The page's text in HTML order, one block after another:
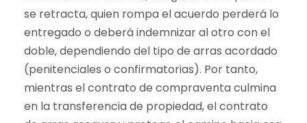
se retracta, quien rompa el acuerdo perderá lo
entregado o deberá indemnizar al otro con el
doble, dependiendo del tipo de arras acordado
(penitenciales o confirmatorias). Por tanto,
mientras el contrato de compraventa culmina
en la transferencia de propiedad, el contrato